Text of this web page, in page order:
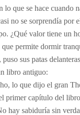
lo que se hace cuando
no se sorprendía por
¿Qué valor tiene un
permite dormir
sus patas
libro antiguo:
lo que dijo el gran
primer capítulo del
hay sabiduría sin